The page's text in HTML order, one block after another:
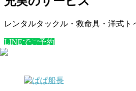
レンタルタックル・救命具・洋式ト
LINEでご予約